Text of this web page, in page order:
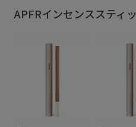
APFRインセンススティ